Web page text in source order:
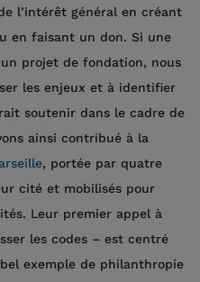
l’intérêt général en créant
en faisant un don. Si une
projet de fondation, nous
les enjeux et à identifier
soutenir dans le cadre de
ainsi contribué à la
, portée par quatre
cité et mobilisés pour
Leur premier appel à
les codes – est centré
exemple de philanthropie